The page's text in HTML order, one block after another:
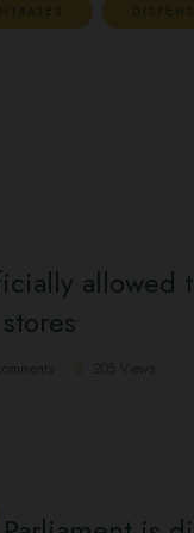
allowed
205 Views